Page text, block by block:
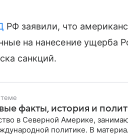
РФ заявили, что
на нанесение ущерба
санкций.
факты, история и
в Северной Америке,
политике. В